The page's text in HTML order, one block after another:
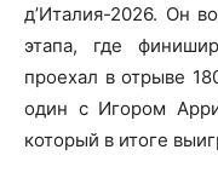
д’Италия-2026. Он
этапа, где
проехал в отрыве
один с Игором
который в итоге